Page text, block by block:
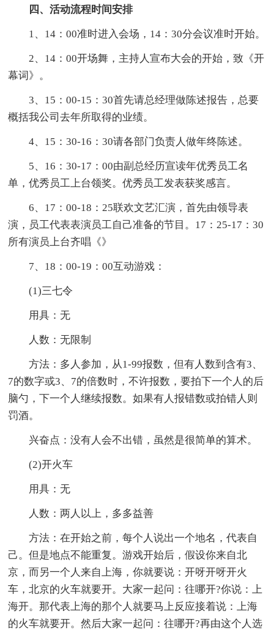
四、活动流程时间安排
1、14：00准时进入会场，14：30分会议准时开始。
2、14：00开场舞，主持人宣布大会的开始，致《开
幕词》。
3、15：00-15：30首先请总经理做陈述报告，总要
概括我公司去年所取得的业绩。
4、15：30-16：30请各部门负责人做年终陈述。
5、16：30-17：00由副总经历宣读年优秀员工名
单，优秀员工上台领奖。优秀员工发表获奖感言。
6、17：00-18：25联欢文艺汇演，首先由领导表
演，员工代表表演员工自己准备的节目。17：25-17：30
所有演员上台齐唱《》
7、18：00-19：00互动游戏：
(1)三七令
用具：无
人数：无限制
方法：多人参加，从1-99报数，但有人数到含有3、
7的数字或3、7的倍数时，不许报数，要拍下一个人的后
脑勺，下一个人继续报数。如果有人报错数或拍错人则
罚酒。
兴奋点：没有人会不出错，虽然是很简单的算术。
(2)开火车
用具：无
人数：两人以上，多多益善
方法：在开始之前，每个人说出一个地名，代表自
己。但是地点不能重复。游戏开始后，假设你来自北
京，而另一个人来自上海，你就要说：开呀开呀开火
车，北京的火车就要开。大家一起问：往哪开?你说：上
海开。那代表上海的那个人就要马上反应接着说：上海
的火车就要开。然后大家一起问：往哪开?再由这个人选